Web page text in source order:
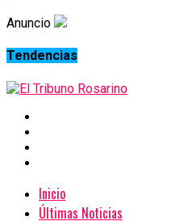
Anuncio
Tendencias
Inicio
Últimas Noticias